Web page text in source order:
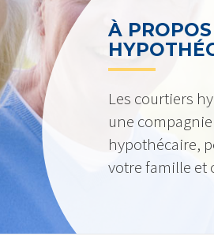
À
Les courtiers
une
hypothécaire,
votre famille et